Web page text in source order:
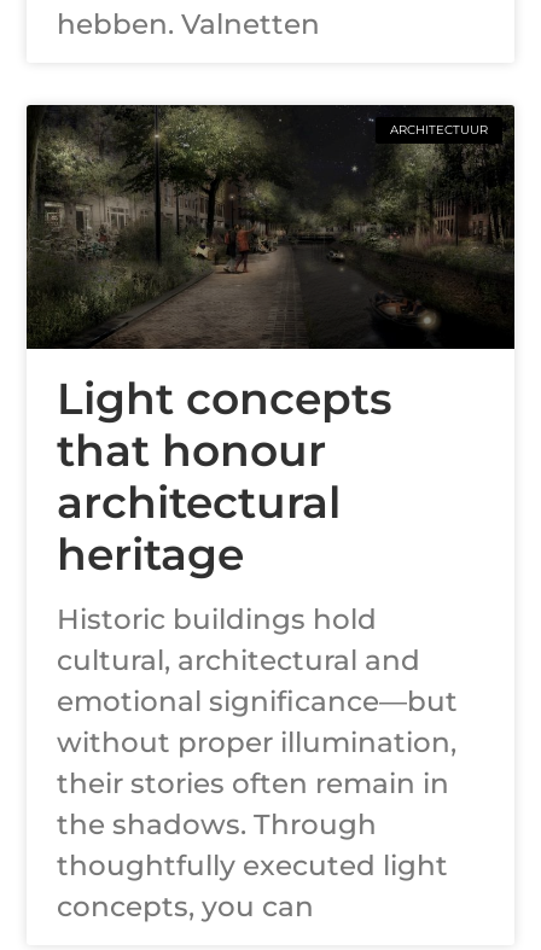
hebben. Valnetten
ARCHITECTUUR
Light concepts
that honour
architectural
heritage
Historic buildings hold
cultural, architectural and
emotional significance—but
without proper illumination,
their stories often remain in
the shadows. Through
thoughtfully executed light
concepts, you can